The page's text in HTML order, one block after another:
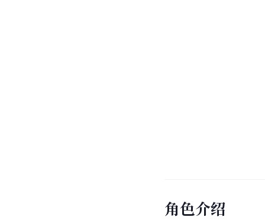
角色介绍